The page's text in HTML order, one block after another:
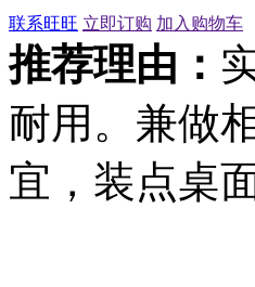
联系旺旺 立即订购 加入购物车
推荐理由：
耐用。兼做
宜，装点桌